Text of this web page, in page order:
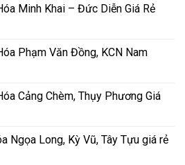
Minh Khai – Đức Diễn Giá Rẻ
Phạm Văn Đồng, KCN Nam
Cảng Chèm, Thụy Phương Giá
Ngọa Long, Kỳ Vũ, Tây Tựu giá rẻ